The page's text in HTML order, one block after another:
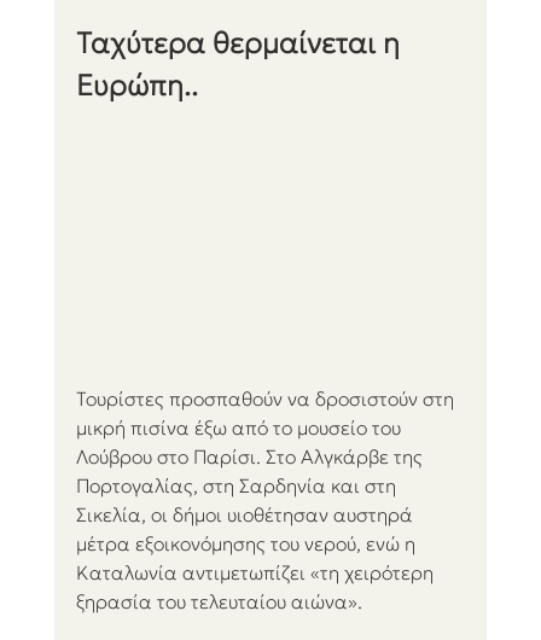
Ταχύτερα θερμαίνεται η
Ευρώπη..
Τουρίστες προσπαθούν να δροσιστούν στη
μικρή πισίνα έξω από το μουσείο του
Λούβρου στο Παρίσι. Στο Αλγκάρβε της
Πορτογαλίας, στη Σαρδηνία και στη
Σικελία, οι δήμοι υιοθέτησαν αυστηρά
μέτρα εξοικονόμησης του νερού, ενώ η
Καταλωνία αντιμετωπίζει «τη χειρότερη
ξηρασία του τελευταίου αιώνα».